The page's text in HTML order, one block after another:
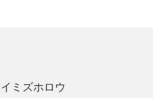
ミズホロウ